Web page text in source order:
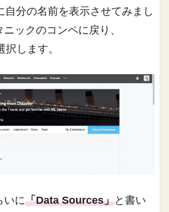
自分の名前を表示させてみまし
ックのコンペに戻り、
択します。
いに「Data Sources」と書い